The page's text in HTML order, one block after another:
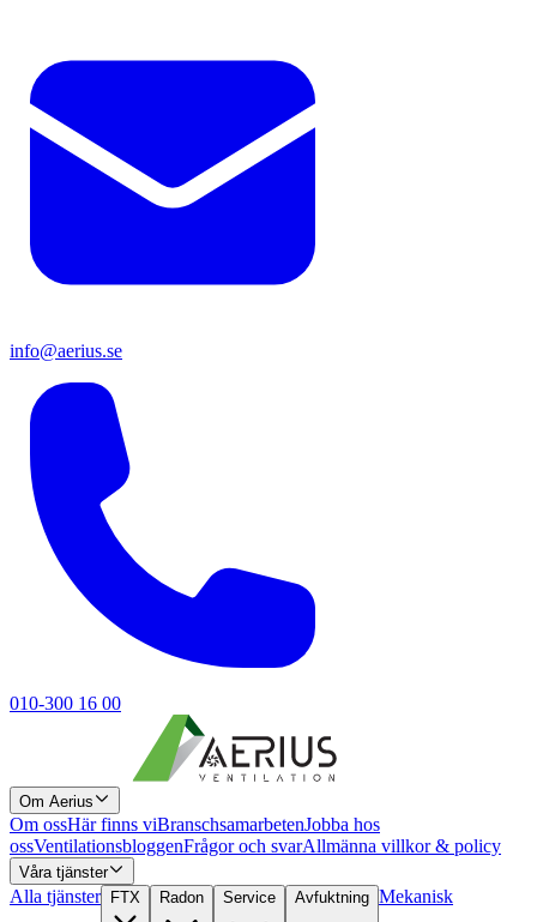
info@aerius.se
010-300 16 00
Om Aerius
Om ossHär finns viBranschsamarbetenJobba hos
ossVentilationsbloggenFrågor och svarAllmänna villkor & policy
Våra tjänster
Alla tjänster FTX Radon Service Avfuktning Mekanisk